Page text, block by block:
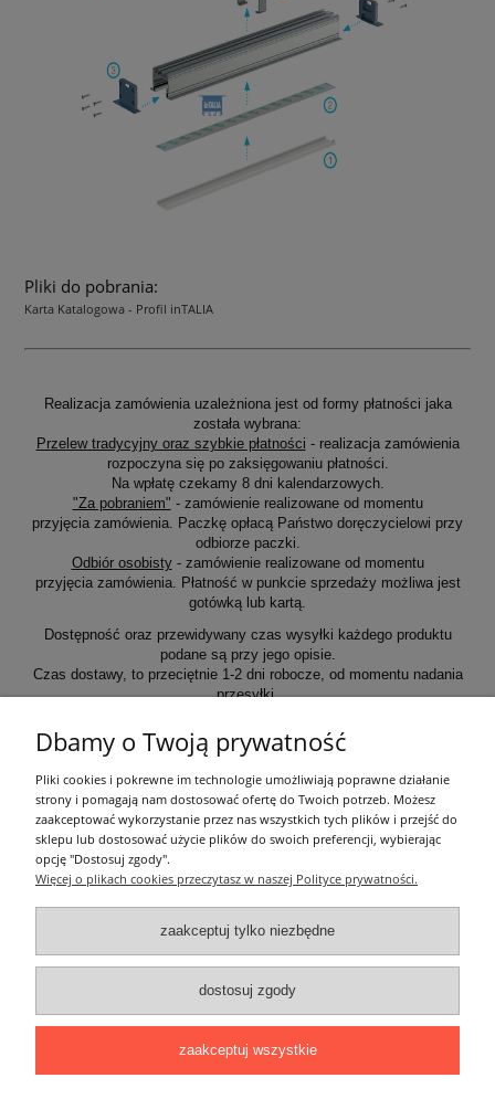
Pliki do pobrania:
Karta Katalogowa - Profil inTALIA
Realizacja zamówienia uzależniona jest od formy płatności jaka
została wybrana:
Przelew tradycyjny oraz szybkie płatności - realizacja zamówienia
rozpoczyna się po zaksięgowaniu płatności.
Na wpłatę czekamy 8 dni kalendarzowych.
"Za pobraniem" - zamówienie realizowane od momentu
przyjęcia zamówienia. Paczkę opłacą Państwo doręczycielowi przy
odbiorze paczki.
Odbiór osobisty- zamówienie realizowane od momentu
przyjęcia zamówienia. Płatność w punkcie sprzedaży możliwa jest
gotówką lub kartą.
Dostępność oraz przewidywany czas wysyłki każdego produktu
podane są przy jego opisie.
Czas dostawy, to przeciętnie 1-2 dni robocze, od momentu nadania
przesyłki.
Informacje ogólne
Zakupy
Moje konto
Pozostałe
Łatwy dojazd z Sopotu, Gdańska i Gdyni - przekonaj się i kup również na
miejscu!
ONELED, ul. Kasprowicza 4, 83-000 Pruszcz Gdański
e-mail: biuro@oneled.pl | tel.: 511-711-113 | tel.: 511-115-157 | tel.: 511-711-
Dbamy o Twoją prywatność
Pliki cookies i pokrewne im technologie umożliwiają poprawne działanie
strony i pomagają nam dostosować ofertę do Twoich potrzeb. Możesz
zaakceptować wykorzystanie przez nas wszystkich tych plików i przejść do
sklepu lub dostosować użycie plików do swoich preferencji, wybierając
opcję "Dostosuj zgody".
Więcej o plikach cookies przeczytasz w naszej Polityce prywatności.
zaakceptuj tylko niezbędne
dostosuj zgody
zaakceptuj wszystkie